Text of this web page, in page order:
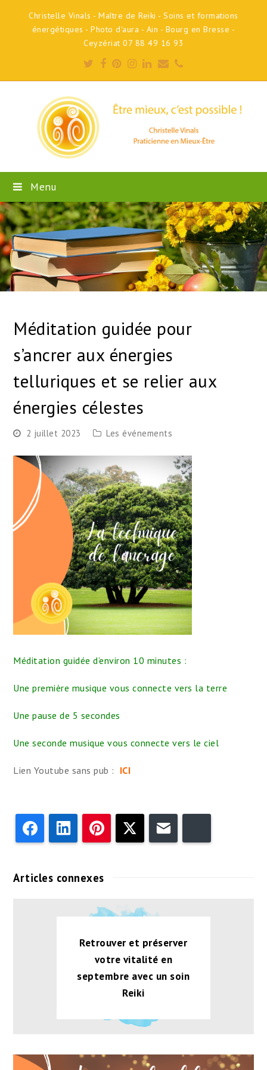
Christelle Vinals - Maître de Reiki - Soins et formations
énergétiques - Photo d'aura - Ain - Bourg en Bresse -
Ceyzériat 07 88 49 16 93
Twitter
Facebook
Pinterest
Instagram
LinkedIn
EmailPhone
Menu
Méditation guidée pour
s’ancrer aux énergies
telluriques et se relier aux
énergies célestes
2 juillet 2023 Les événements
Méditation guidée d’environ 10 minutes :
Une première musique vous connecte vers la terre
Une pause de 5 secondes
Une seconde musique vous connecte vers le ciel
Lien Youtube sans pub : ICI
FacebookLinkedIn PinterestTwitter
Articles connexes
Retrouver et préserver
votre vitalité en
septembre avec un soin
Reiki